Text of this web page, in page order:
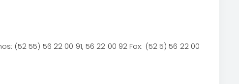
(52 55) 56 22 00 91, 56 22 00 92 Fax: (52 5) 56 22 00